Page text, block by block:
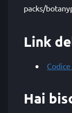
packs/
Link
Hai